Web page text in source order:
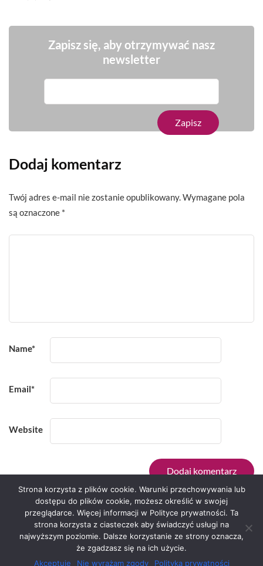
Zapisz się, aby otrzymywać nasz
newsletter
Dodaj komentarz
Twój adres e-mail nie zostanie opublikowany. Wymagane pola
są oznaczone *
Name*
Email*
Website
Serwis zaprojektował Grzegorz Sztank .
Strona korzysta z plików cookie. Warunki przechowywania lub
dostępu do plików cookie, możesz określić w swojej
przeglądarce. Więcej informacji w Polityce prywatności. Ta
strona korzysta z ciasteczek aby świadczyć usługi na
najwyższym poziomie. Dalsze korzystanie ze strony oznacza,
że zgadzasz się na ich użycie.
Akceptuję
Nie wyrażam zgody Polityka prywatności